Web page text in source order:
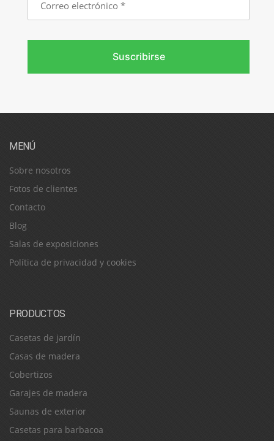
electrónico
Suscribirse
MENÚ
Sobre nosotros
Fotos de clientes
Contacto
Blog
Salas de exposiciones
Política de privacidad y cookies
PRODUCTOS
Casetas de jardín
Casas de madera
Cobertizos
Garajes de madera
Saunas de exterior
Casetas para barbacoa